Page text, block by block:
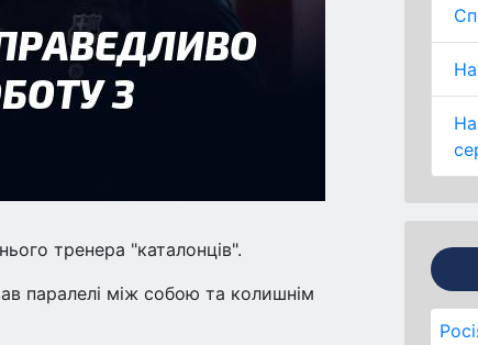
тренера "каталонців".
паралелі між собою та колишнім